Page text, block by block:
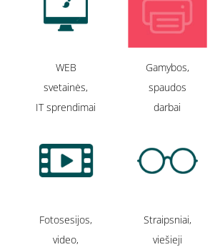
WEB
svetainės,
IT sprendimai
Gamybos,
spaudos
darbai
Fotosesijos,
video,
Straipsniai,
viešieji